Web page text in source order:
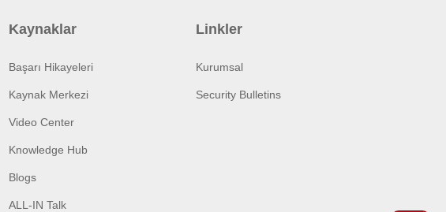
Kaynaklar
Başarı Hikayeleri
Kaynak Merkezi
Video Center
Knowledge Hub
Blogs
ALL-IN Talk
Linkler
Kurumsal
Security Bulletins